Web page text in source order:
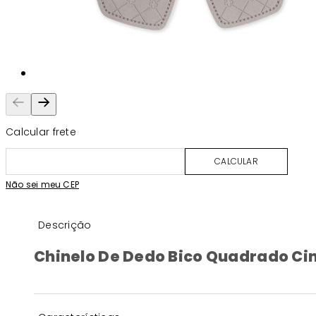
Calcular frete
CALCULAR
Não sei meu CEP
Descrição
Chinelo De Dedo Bico Quadrado